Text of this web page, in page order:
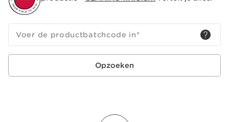
Voer de productbatchcode in*
Opzoeken